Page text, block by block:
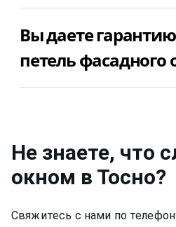
1000₽.
Вы даете
петель фасадного
Не знаете, что
окном в Тосно?
Свяжитесь с нами по